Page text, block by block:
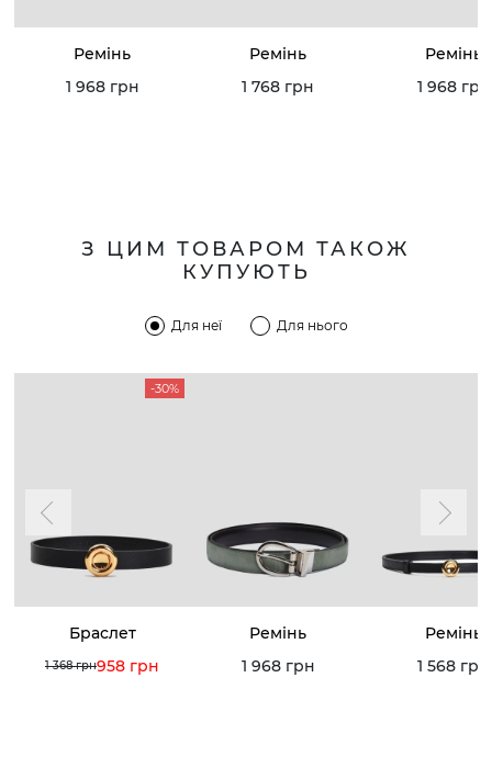
Ремінь
1 968 грн
Ремінь
1 768 грн
Ремінь
1 968 грн
З ЦИМ ТОВАРОМ ТАКОЖ
КУПУЮТЬ
Для неї Для нього
-30%
Браслет
1 368 грн958 грн
Ремінь
1 968 грн
Ремінь
1 568 грн